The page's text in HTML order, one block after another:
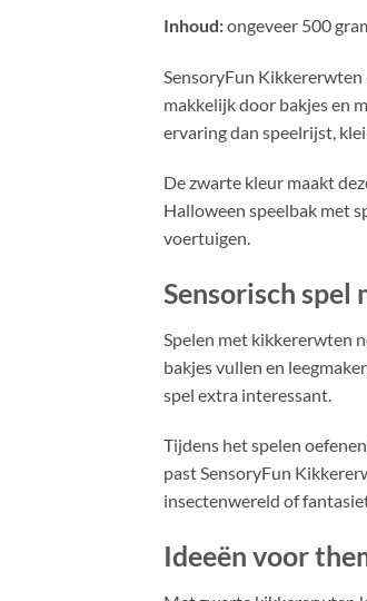
Inhoud:ongeveer 500
SensoryFun Kikkererwten
makkelijk door bakjes en
ervaring dan speelrijst,
De zwarte kleur maakt
Halloween speelbak met
voertuigen.
Sensorisch
Spelen met kikkererwten
bakjes vullen en
spel extra interessant.
Tijdens het spelen
past SensoryFun
insectenwereld of
Ideeën voor